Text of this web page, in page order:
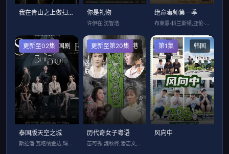
我在青山之上做扫地担当 你是礼物
许伊在,沈智浩
绝命毒师第一季
泰国剧
更新至02集
泰国版天空之城
香港
更新至第20集
历代奇女子粤语
韩国
第1集
风向中